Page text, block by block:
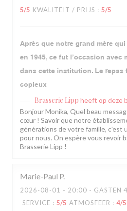
5/5 KWALITEIT / PRIJS : 5/5
Après que notre grand mère
en 1945, ce fut l’occasion avec
dans cette institution. Le repas
copieux
Brasserie Lipp heeft op deze
Bonjour Monika, Quel beau
cœur ! Savoir que notre
générations de votre famille, c'est
pour nous. On espère vous revoir
Brasserie Lipp !
Marie-Paul P
2026-08-01 - 20:00 - GASTEN 4
SERVICE : 5/5 ATMOSFEER : 4/5